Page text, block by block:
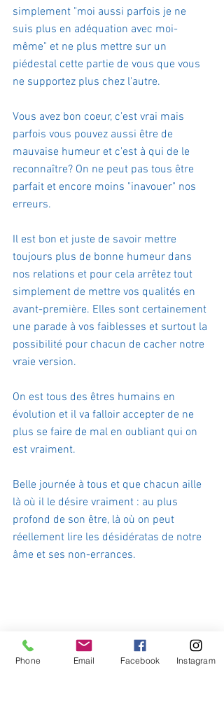
simplement "moi aussi parfois je ne
suis plus en adéquation avec moi-
même" et ne plus mettre sur un
piédestal cette partie de vous que vous
ne supportez plus chez l'autre.
Vous avez bon coeur, c'est vrai mais
parfois vous pouvez aussi être de
mauvaise humeur et c'est à qui de le
reconnaître? On ne peut pas tous être
parfait et encore moins "inavouer" nos
erreurs.
Il est bon et juste de savoir mettre
toujours plus de bonne humeur dans
nos relations et pour cela arrêtez tout
simplement de mettre vos qualités en
avant-première. Elles sont certainement
une parade à vos faiblesses et surtout la
possibilité pour chacun de cacher notre
vraie version.
On est tous des êtres humains en
évolution et il va falloir accepter de ne
plus se faire de mal en oubliant qui on
est vraiment.
Belle journée à tous et que chacun aille
là où il le désire vraiment : au plus
profond de son être, là où on peut
réellement lire les désidératas de notre
âme et ses non-errances.
Phone Email Facebook Instagram